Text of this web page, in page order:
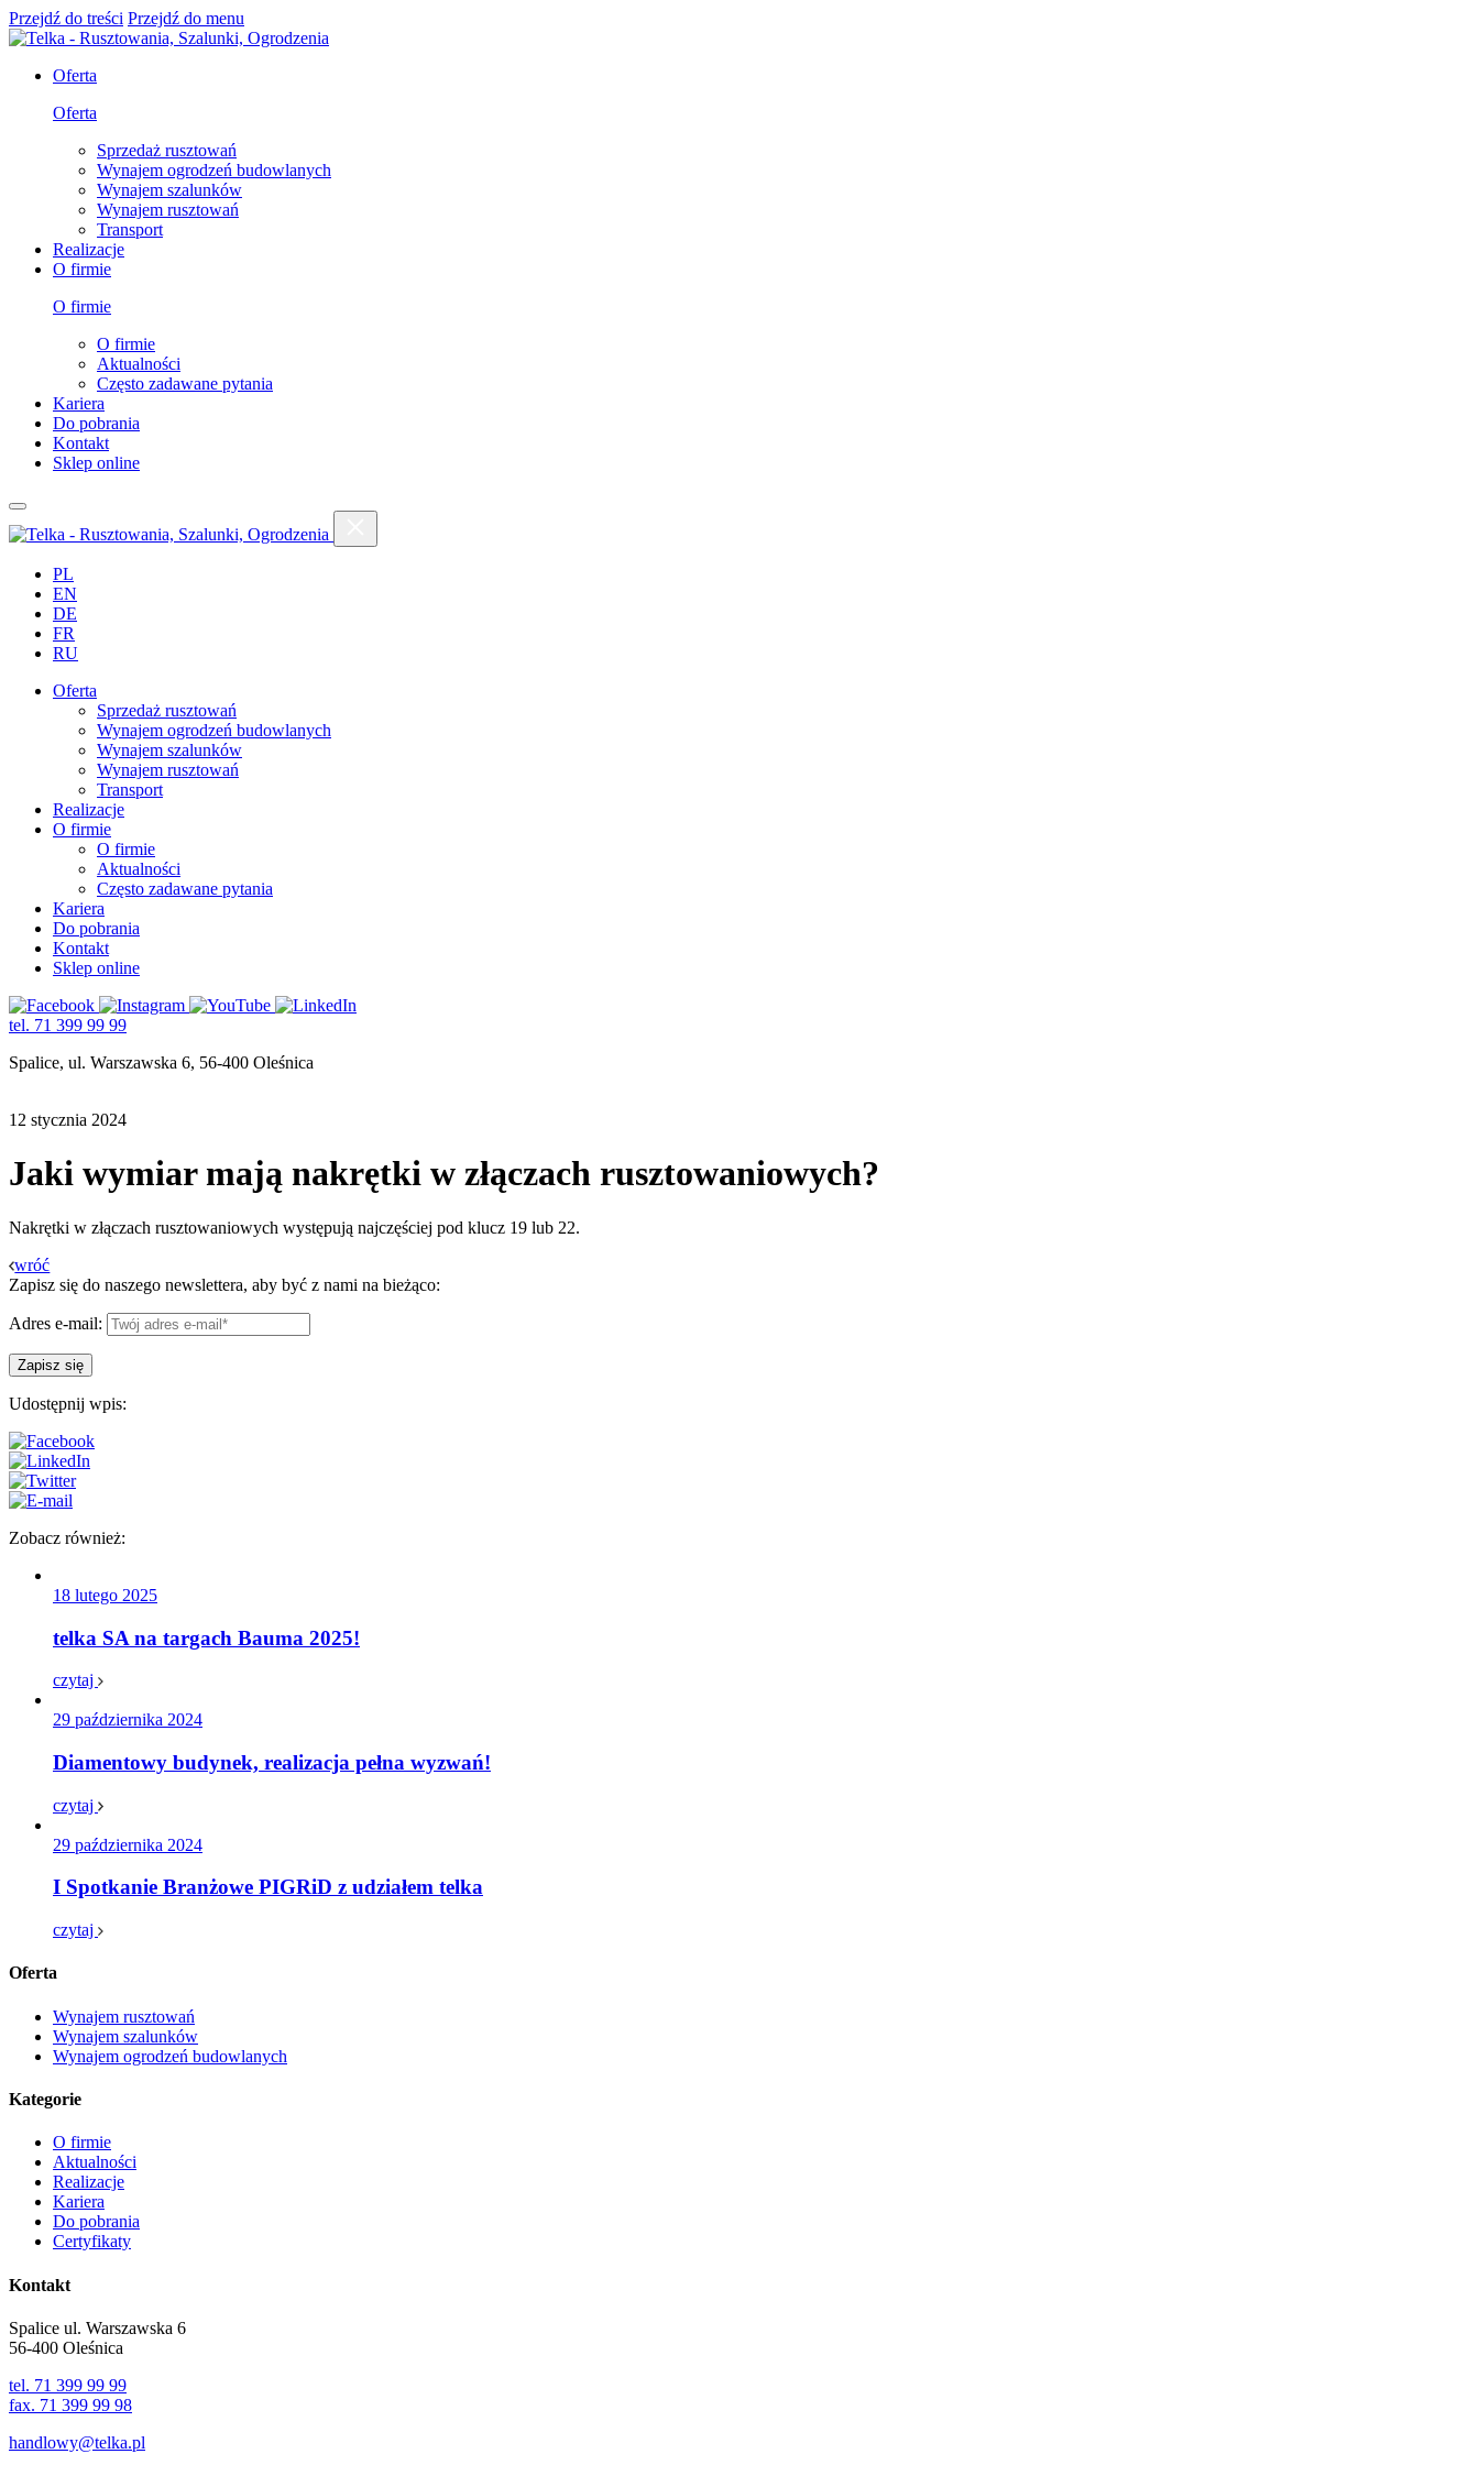
Przejdź do treści Przejdź do menu
Oferta
Oferta
Sprzedaż rusztowań
Wynajem ogrodzeń budowlanych
Wynajem szalunków
Wynajem rusztowań
Transport
Realizacje
O firmie
O firmie
O firmie
Aktualności
Często zadawane pytania
Kariera
Do pobrania
Kontakt
Sklep online
PL
EN
DE
FR
RU
Oferta
Sprzedaż rusztowań
Wynajem ogrodzeń budowlanych
Wynajem szalunków
Wynajem rusztowań
Transport
Realizacje
O firmie
O firmie
Aktualności
Często zadawane pytania
Kariera
Do pobrania
Kontakt
Sklep online
tel. 71 399 99 99
Spalice, ul. Warszawska 6, 56-400 Oleśnica
12 stycznia 2024
Jaki wymiar mają nakrętki w złączach rusztowaniowych?
Nakrętki w złączach rusztowaniowych występują najczęściej pod klucz 19 lub 22.
wróć
Zapisz się do naszego newslettera, aby być z nami na bieżąco:
Adres e-mail:
Udostępnij wpis:
Zobacz również:
18 lutego 2025
telka SA na targach Bauma 2025!
czytaj
29 października 2024
Diamentowy budynek, realizacja pełna wyzwań!
czytaj
29 października 2024
I Spotkanie Branżowe PIGRiD z udziałem telka
czytaj
Oferta
Wynajem rusztowań
Wynajem szalunków
Wynajem ogrodzeń budowlanych
Kategorie
O firmie
Aktualności
Realizacje
Kariera
Do pobrania
Certyfikaty
Kontakt
Spalice ul. Warszawska 6
56-400 Oleśnica
tel. 71 399 99 99
fax. 71 399 99 98
handlowy@telka.pl